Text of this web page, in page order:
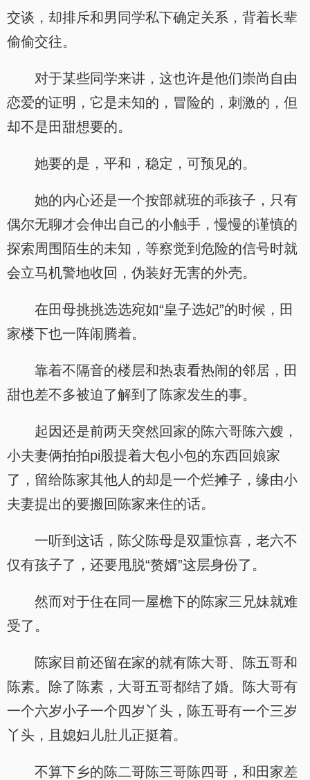
交谈，却排斥和男同学私下确定关系，背着长辈
偷偷交往。
对于某些同学来讲，这也许是他们崇尚自由
恋爱的证明，它是未知的，冒险的，刺激的，但
却不是田甜想要的。
她要的是，平和，稳定，可预见的。
她的内心还是一个按部就班的乖孩子，只有
偶尔无聊才会伸出自己的小触手，慢慢的谨慎的
探索周围陌生的未知，等察觉到危险的信号时就
会立马机警地收回，伪装好无害的外壳。
在田母挑挑选选宛如“皇子选妃”的时候，田
家楼下也一阵闹腾着。
靠着不隔音的楼层和热衷看热闹的邻居，田
甜也差不多被迫了解到了陈家发生的事。
起因还是前两天突然回家的陈六哥陈六嫂，
小夫妻俩拍拍pi股提着大包小包的东西回娘家
了，留给陈家其他人的却是一个烂摊子，缘由小
夫妻提出的要搬回陈家来住的话。
一听到这话，陈父陈母是双重惊喜，老六不
仅有孩子了，还要甩脱“赘婿”这层身份了。
然而对于住在同一屋檐下的陈家三兄妹就难
受了。
陈家目前还留在家的就有陈大哥、陈五哥和
陈素。除了陈素，大哥五哥都结了婚。陈大哥有
一个六岁小子一个四岁丫头，陈五哥有一个三岁
丫头，且媳妇儿肚儿正挺着。
不算下乡的陈二哥陈三哥陈四哥，和田家差